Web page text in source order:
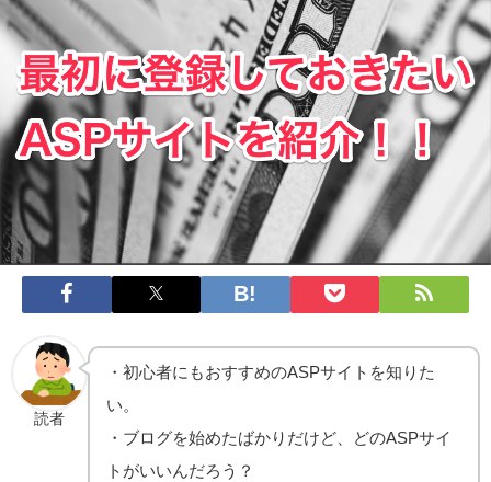
読者
・初心者にもおすすめのASPサイトを知りた
い。
・ブログを始めたばかりだけど、どのASPサイ
トがいいんだろう？